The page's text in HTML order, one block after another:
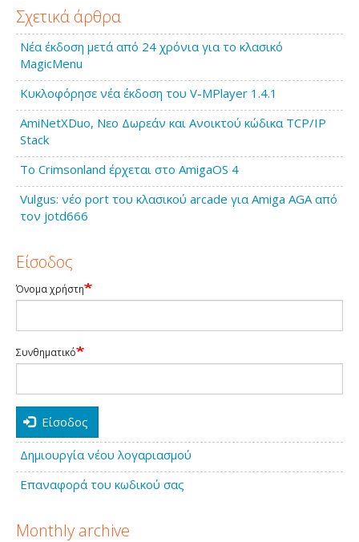
Σχετικά άρθρα
Νέα έκδοση μετά από 24 χρόνια για το κλασικό
MagicMenu
Κυκλοφόρησε νέα έκδοση του V-MPlayer 1.4.1
AmiNetXDuo, Νεο Δωρεάν και Ανοικτού κώδικα TCP/IP
Stack
Το Crimsonland έρχεται στο AmigaOS 4
Vulgus: νέο port του κλασικού arcade για Amiga AGA από
τον jotd666
Είσοδος
Όνομα χρήστη
Συνθηματικό
Είσοδος
Δημιουργία νέου λογαριασμού
Επαναφορά του κωδικού σας
Monthly archive